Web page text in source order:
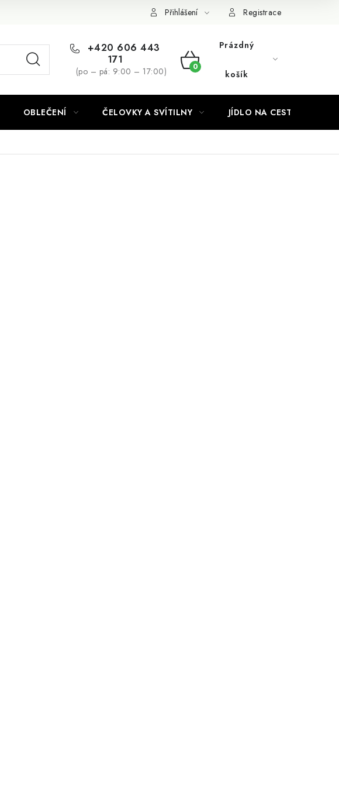
Podmínky ochrany osobních údajů
Přihlášení Registrace
+420 606 443
171
(po – pá: 9:00 – 17:00)
NÁKUPNÍ
Prázdný
košík
OBLEČENÍ ČELOVKY A SVÍTILNY JÍDLO NA CESTY